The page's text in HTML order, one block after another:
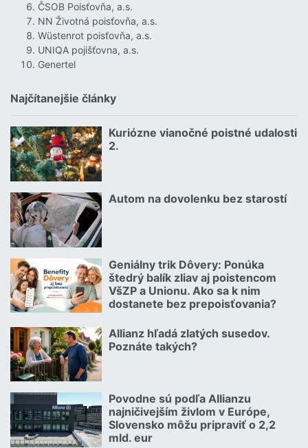
ČSOB Poisťovňa, a.s.
NN Životná poisťovňa, a.s.
Wüstenrot poisťovňa, a.s.
UNIQA pojišťovna, a.s.
Genertel
Najčítanejšie články
Kuriózne vianočné poistné udalosti
2.
18.12.2024 | | redakcia
Autom na dovolenku bez starostí
02.07.2026 |
Geniálny trik Dôvery: Ponúka
štedrý balík zliav aj poistencom
VšZP a Unionu. Ako sa k nim
dostanete bez prepoisťovania?
06.07.2026 | | redakcia
Allianz hľadá zlatých susedov.
Poznáte takých?
08.07.2026 |
Povodne sú podľa Allianzu
najničivejším živlom v Európe,
Slovensko môžu pripraviť o 2,2
mld. eur
23.07.2026 |